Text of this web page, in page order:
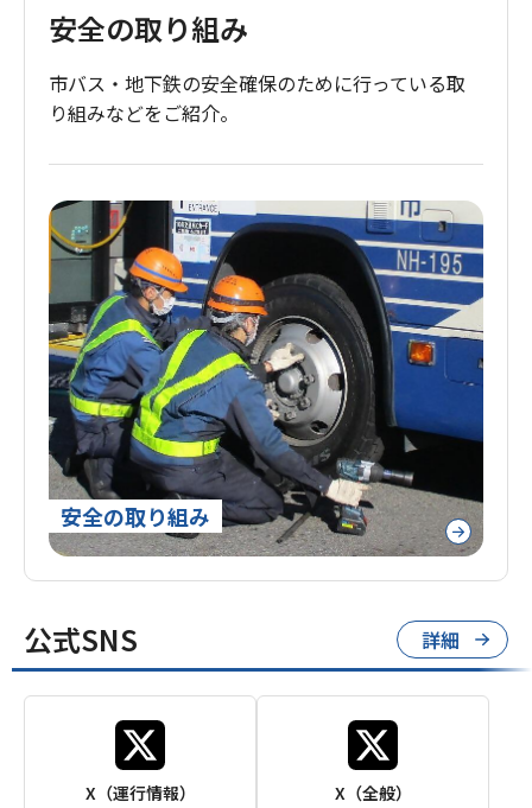
安全の取り組み
市バス・地下鉄の安全確保のために行っている取
り組みなどをご紹介。
安全の取り組み
公式SNS 詳細
X（運行情報） X（全般）